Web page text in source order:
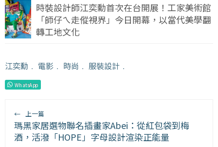
時裝設計師江奕勳首次在台開展！工家美術館
「師仔ㄟ走傱視界」今日開幕，以當代美學翻
轉工地文化
江奕勳 ﹒ 電影 ﹒ 時尚 ﹒ 服裝設計 ﹒
WhatsApp
← 上一篇
瑪黑家居選物聯名插畫家Abei：從紅包袋到梅
酒，活潑「HOPE」字母設計渲染正能量